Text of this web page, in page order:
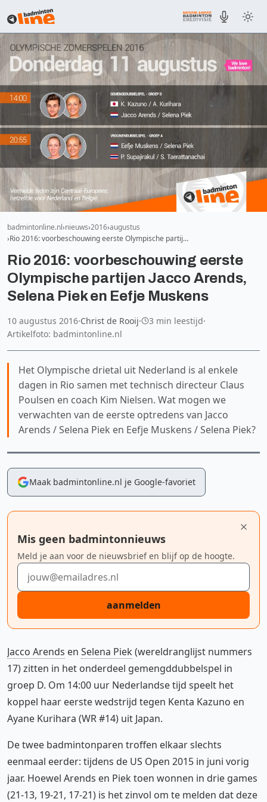
badmintonline.nl nieuws 2016 augustus
Rio 2016: voorbeschouwing eerste Olympische partij…
Rio 2016: voorbeschouwing eerste
Olympische partijen Jacco Arends,
Selena Piek en Eefje Muskens
10 augustus 2016·Christ de Rooij· 3 min leestijd·
Artikelfoto: badmintonline.nl
Het Olympische drietal uit Nederland is al enkele
dagen in Rio samen met technisch directeur Claus
Poulsen en coach Kim Nielsen. Wat mogen we
verwachten van de eerste optredens van Jacco
Arends / Selena Piek en Eefje Muskens / Selena Piek?
Maak badmintonline.nl je Google-favoriet
Mis geen badmintonnieuws
Meld je aan voor de nieuwsbrief en blijf op de hoogte.
E-mailadres
aanmelden
Jacco Arends en Selena Piek(wereldranglijst nummers
17) zitten in het onderdeel gemengddubbelspel in
groep D. Om 14:00 uur Nederlandse tijd speelt het
koppel haar eerste wedstrijd tegen Kenta Kazuno en
Ayane Kurihara (WR #14) uit Japan.
De twee badmintonparen troffen elkaar slechts
eenmaal eerder: tijdens de US Open 2015 in juni vorig
jaar. Hoewel Arends en Piek toen wonnen in drie games
(21-13, 19-21, 17-21) is het zinvol om te melden dat deze